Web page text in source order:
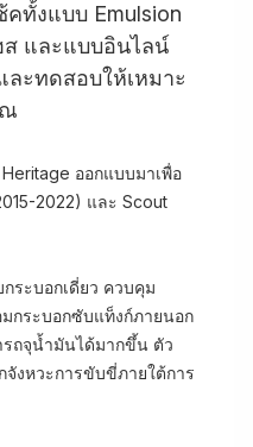
ทั้งแบบ Emulsion
และแบบอินไลน์
ะทดสอบให้เหมาะ
ออกแบบมาเพื่อ
2022) และ Scout
ระบอกเดี่ยว ควบคุม
กระบอกซับแท็งก์ภายนอก
ถจุน้ำมันได้มากขึ้น ตัว
งหวะการขับขี่ภายใต้การ